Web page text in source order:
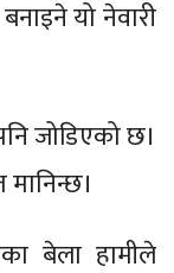
यो नेवारी
जोडिएको छ।
बेला हामीले